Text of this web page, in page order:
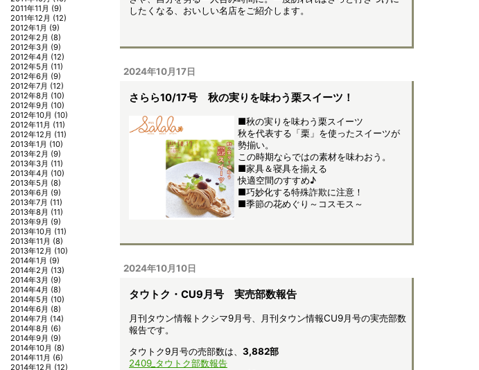
したくなる、おいしい名店をご紹介します。
2024年10月17日
さらら10/17号 秋の実りを味わう栗スイーツ！
■秋の実りを味わう栗スイーツ
秋を代表する「栗」を使ったスイーツが
勢揃い。
この時期ならではの素材を味わおう。
■家具＆寝具を揃える
快適空間のすすめ♪
■巧妙化する特殊詐欺に注意！
■季節の花めぐり～コスモス～
2024年10月10日
タウトク・CU9月号 実売部数報告
月刊タウン情報トクシマ9月号、月刊タウン情報CU9月号の実売部数
報告です。
タウトク9月号の売部数は、 3,882部
2409_タウトク部数報告
2011年11月 (9)
2011年12月 (12)
2012年1月 (9)
2012年2月 (8)
2012年3月 (9)
2012年4月 (12)
2012年5月 (11)
2012年6月 (9)
2012年7月 (12)
2012年8月 (10)
2012年9月 (10)
2012年10月 (10)
2012年11月 (11)
2012年12月 (11)
2013年1月 (10)
2013年2月 (9)
2013年3月 (11)
2013年4月 (10)
2013年5月 (8)
2013年6月 (9)
2013年7月 (11)
2013年8月 (11)
2013年9月 (9)
2013年10月 (11)
2013年11月 (8)
2013年12月 (10)
2014年1月 (9)
2014年2月 (13)
2014年3月 (9)
2014年4月 (8)
2014年5月 (10)
2014年6月 (8)
2014年7月 (14)
2014年8月 (6)
2014年9月 (9)
2014年10月 (8)
2014年11月 (6)
2014年12月 (12)